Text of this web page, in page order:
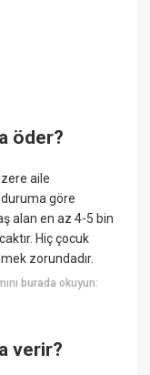
öder?
aile
göre
alan en az 4-5 bin
Hiç çocuk
zorundadır.
burada okuyun:
verir?